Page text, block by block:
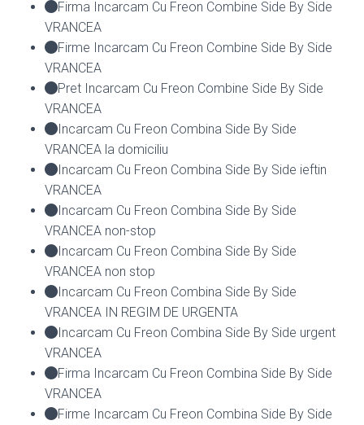
Firma Incarcam Cu Freon Combine Side By Side
VRANCEA
Firme Incarcam Cu Freon Combine Side By Side
VRANCEA
Pret Incarcam Cu Freon Combine Side By Side
VRANCEA
Incarcam Cu Freon Combina Side By Side
VRANCEA la domiciliu
Incarcam Cu Freon Combina Side By Side ieftin
VRANCEA
Incarcam Cu Freon Combina Side By Side
VRANCEA non-stop
Incarcam Cu Freon Combina Side By Side
VRANCEA non stop
Incarcam Cu Freon Combina Side By Side
VRANCEA IN REGIM DE URGENTA
Incarcam Cu Freon Combina Side By Side urgent
VRANCEA
Firma Incarcam Cu Freon Combina Side By Side
VRANCEA
Firme Incarcam Cu Freon Combina Side By Side